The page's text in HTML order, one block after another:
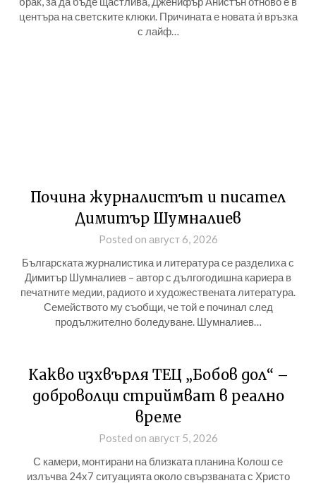
центъра на светските клюки. Причината е новата ѝ връзка
с лайф…
Почина журналистът и писател
Димитър Шумналиев
Posted on август 6, 2026
Българската журналистика и литература се разделиха с
Димитър Шумналиев – автор с дългогодишна кариера в
печатните медии, радиото и художествената литература.
Семейството му съобщи, че той е починал след
продължително боледуване. Шумналиев…
Какво изхвърля ТЕЦ „Бобов дол“ –
доброволци стриймват в реално
време
Posted on август 5, 2026
С камери, монтирани на близката планина Колош се
излъчва 24х7 ситуацията около свързваната с Христо